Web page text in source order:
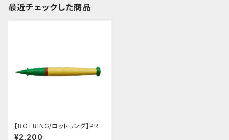
最近チェックした商品
【ROTRING/ロットリング】PRI
MUS / プライマス芯ホルダー
¥2,200